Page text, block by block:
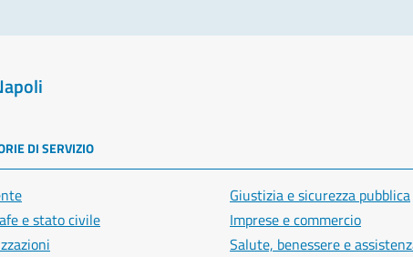
DI SERVIZIO
e stato civile
Giustizia e sicurezza pubblica
Imprese e commercio
Salute, benessere e